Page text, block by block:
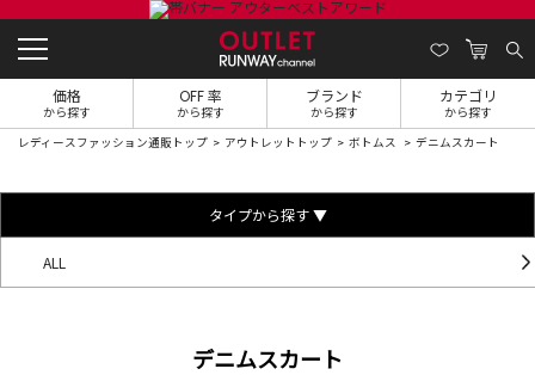
価格
から探す
OFF 率
から探す
ブランド
から探す
カテゴリ
から探す
レディースファッション通販トップ アウトレットトップ ボトムス デニムスカート
タイプから探す ▼
ALL
デニムスカート